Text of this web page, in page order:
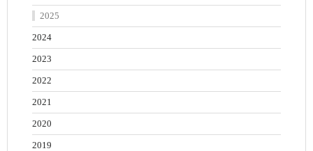
2025
2024
2023
2022
2021
2020
2019